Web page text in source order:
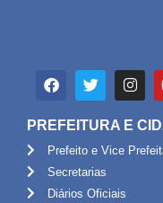
PREFEITURA E
Prefeito e Vice
Secretarias
Diários Oficiais